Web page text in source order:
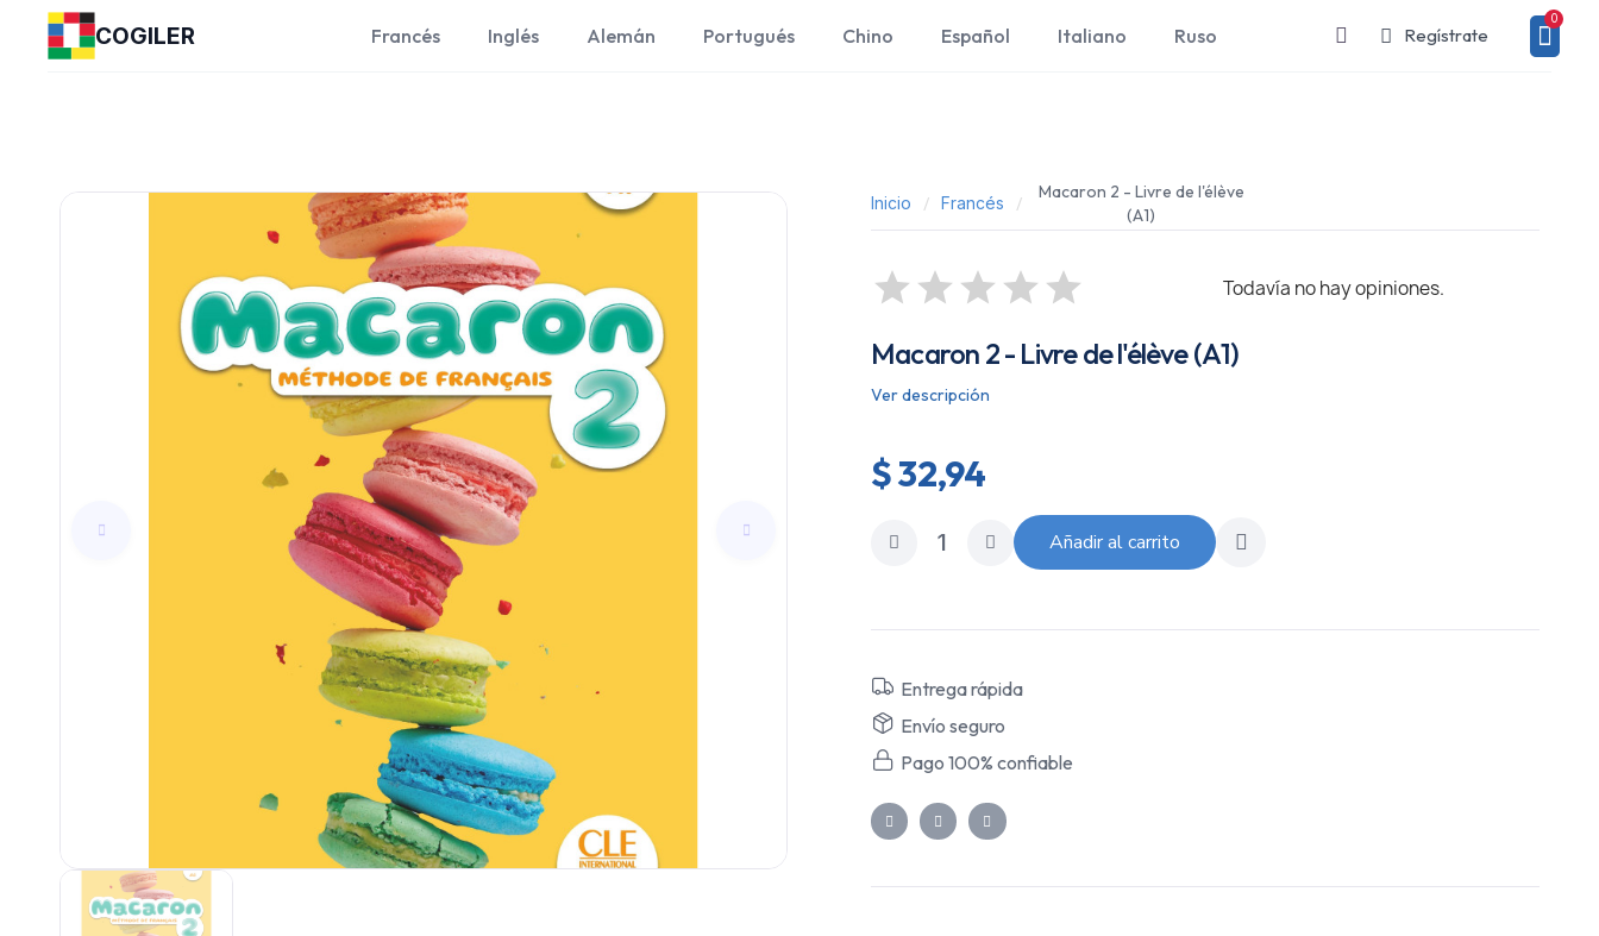
COGILER Francés Inglés Alemán Portugués Chino Español Italiano Ruso Regístrate
Inicio Francés
Macaron 2 - Livre de l'élève
(A1)
Todavía no hay opiniones.
Macaron 2 - Livre de l'élève (A1)
Ver descripción
$ 32,94
Añadir al carrito
Entrega rápida
Envío seguro
Pago 100% confiable